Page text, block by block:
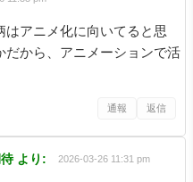
はアニメ化に向いてると思
だから、アニメーションで活
通報 返信
より: 2026-03-26 11:31 pm